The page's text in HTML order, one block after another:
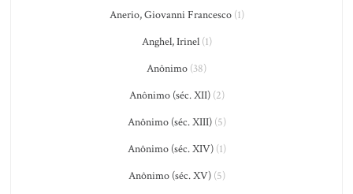
Anerio, Giovanni Francesco(1)
Anghel, Irinel(1)
Anônimo (38)
Anônimo (séc. XII)(2)
Anônimo (séc. XIII)(5)
Anônimo (séc. XIV)(1)
Anônimo (séc. XV)(5)